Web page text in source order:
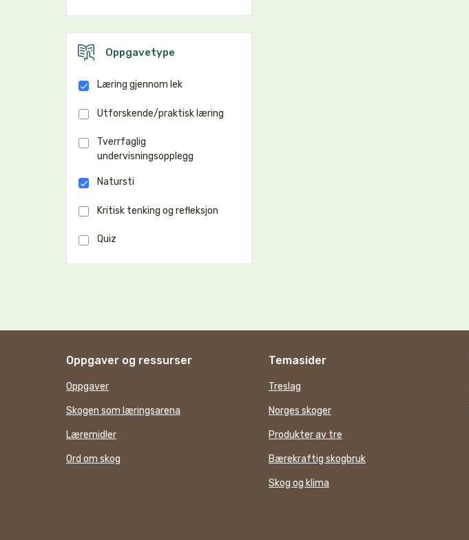
Oppgavetype
Læring gjennom lek
Utforskende/praktisk læring
Tverrfaglig
undervisningsopplegg
Natursti
Kritisk tenking og refleksjon
Quiz
Oppgaver og ressurser
Oppgaver
Skogen som læringsarena
Læremidler
Ord om skog
Temasider
Treslag
Norges skoger
Produkter av tre
Bærekraftig skogbruk
Skog og klima